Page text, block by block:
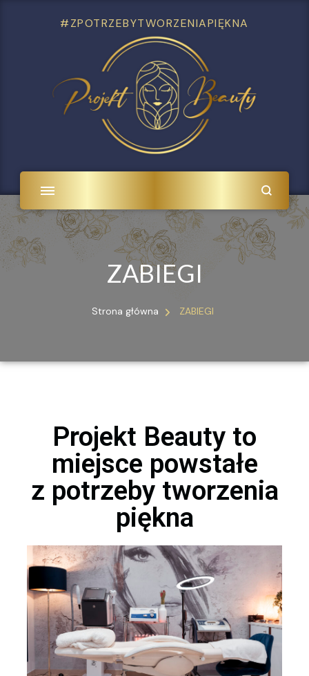
#ZPOTRZEBYTWORZENIAPIĘKNA
ZABIEGI
Strona główna ZABIEGI
Projekt Beauty to
miejsce powstałe
z potrzeby tworzenia
piękna